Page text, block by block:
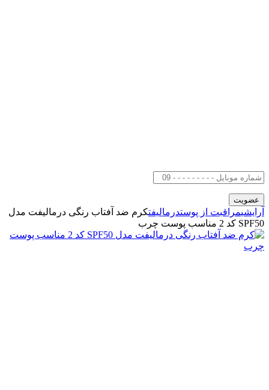
آرایشیمراقبت از پوستدرمالیفتکرم ضد آفتاب رنگی درمالیفت مدل
SPF50 کد 2 مناسب پوست چرب